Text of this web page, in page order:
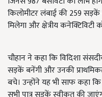
किलोमीटर लंबाई की 259
मिलेगा और क्षेत्रीय कनेक्टिविटी
चौहान ने कहा कि विदिशा
सड़कें बनेंगी और उनकी
बचे। उन्होंने यह भी साफ कहा